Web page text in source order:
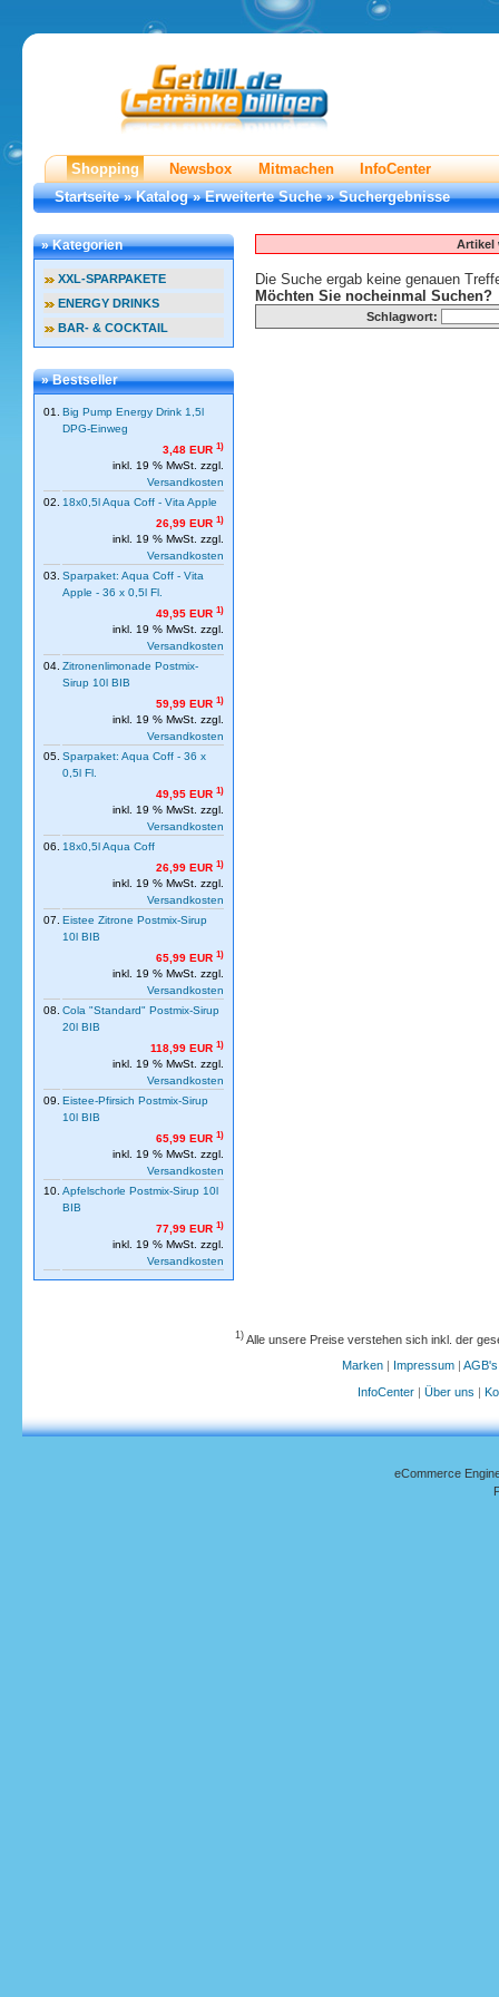
Shopping Newsbox Mitmachen
InfoCenter
Startseite»Katalog»Erweiterte Suche»Suchergebnisse
» Kategorien
XXL-SPARPAKETE
ENERGY DRINKS
BAR- & COCKTAIL
» Bestseller
01. Big Pump Energy Drink 1,5l
DPG-Einweg
3,48 EUR 1)
inkl. 19 % MwSt. zzgl.
Versandkosten
02. 18x0,5l Aqua Coff - Vita Apple
26,99 EUR 1)
inkl. 19 % MwSt. zzgl.
Versandkosten
03. Sparpaket: Aqua Coff - Vita
Apple - 36 x 0,5l Fl.
49,95 EUR 1)
inkl. 19 % MwSt. zzgl.
Versandkosten
04. Zitronenlimonade Postmix-
Sirup 10l BIB
59,99 EUR 1)
inkl. 19 % MwSt. zzgl.
Versandkosten
05. Sparpaket: Aqua Coff - 36 x
0,5l Fl.
49,95 EUR 1)
inkl. 19 % MwSt. zzgl.
Versandkosten
06. 18x0,5l Aqua Coff
26,99 EUR 1)
inkl. 19 % MwSt. zzgl.
Versandkosten
07. Eistee Zitrone Postmix-Sirup
10l BIB
65,99 EUR 1)
inkl. 19 % MwSt. zzgl.
Versandkosten
08. Cola "Standard" Postmix-Sirup
20l BIB
118,99 EUR 1)
inkl. 19 % MwSt. zzgl.
Versandkosten
09. Eistee-Pfirsich Postmix-Sirup
10l BIB
65,99 EUR 1)
inkl. 19 % MwSt. zzgl.
Versandkosten
10. Apfelschorle Postmix-Sirup 10l
BIB
77,99 EUR 1)
inkl. 19 % MwSt. zzgl.
Versandkosten
Artikel
Die Suche ergab keine genauen
Möchten Sie nocheinmal Suchen?
Schlagwort:
1) Alle unsere Preise verstehen sich inkl. der
Marken| Impressum| AGB's
InfoCenter | Über uns |
eCommerce